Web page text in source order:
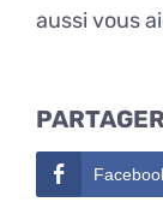
aussi vous